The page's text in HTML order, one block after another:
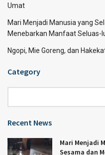
Umat
Mari Menjadi Manusia yang
Menebarkan Manfaat Seluas-
Ngopi, Mie Goreng, dan
Category
Recent News
Mari Menjadi
Sesama dan